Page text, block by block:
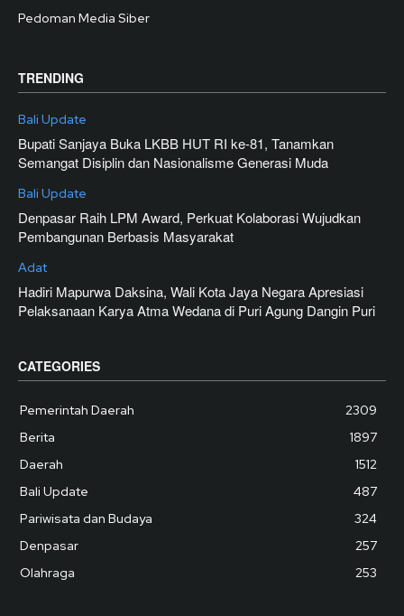
Pedoman Media Siber
TRENDING
Bali Update
Bupati Sanjaya Buka LKBB HUT RI ke-81, Tanamkan
Semangat Disiplin dan Nasionalisme Generasi Muda
Bali Update
Denpasar Raih LPM Award, Perkuat Kolaborasi Wujudkan
Pembangunan Berbasis Masyarakat
Adat
Hadiri Mapurwa Daksina, Wali Kota Jaya Negara Apresiasi
Pelaksanaan Karya Atma Wedana di Puri Agung Dangin Puri
CATEGORIES
Pemerintah Daerah
2309
Berita
1897
Daerah
1512
Bali Update
487
Pariwisata dan Budaya
324
Denpasar
257
Olahraga
253